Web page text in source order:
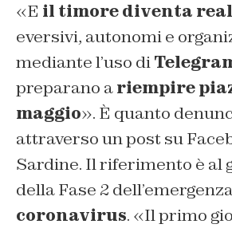
«E il timore diventa
eversivi, autonomi e
mediante l’uso di
preparano ariempire
maggio». È quanto
attraverso un post su
Sardine. Il riferimento è al
della Fase 2
coronavirus. «Il primo